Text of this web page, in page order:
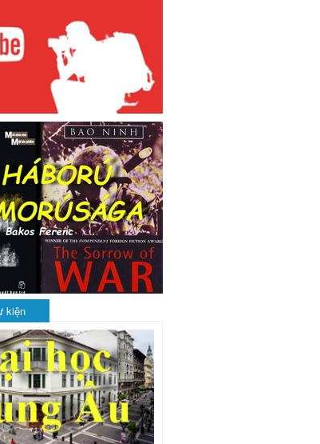
kiện